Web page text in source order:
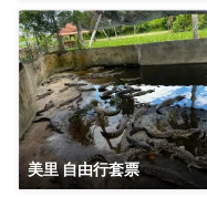
美里 自由行套票